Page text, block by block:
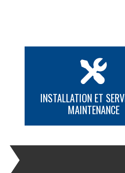
INSTALLATION ET
MAINTENANCE
PLUS D'INFORMATION